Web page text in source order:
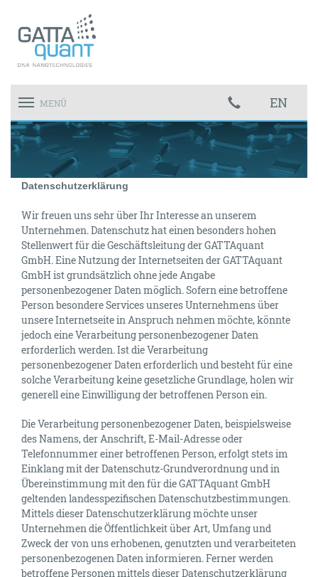
Toggle
navigation
MENÜ EN
Datenschutzerklärung
Wir freuen uns sehr über Ihr Interesse an unserem
Unternehmen. Datenschutz hat einen besonders hohen
Stellenwert für die Geschäftsleitung der GATTAquant
GmbH. Eine Nutzung der Internetseiten der GATTAquant
GmbH ist grundsätzlich ohne jede Angabe
personenbezogener Daten möglich. Sofern eine betroffene
Person besondere Services unseres Unternehmens über
unsere Internetseite in Anspruch nehmen möchte, könnte
jedoch eine Verarbeitung personenbezogener Daten
erforderlich werden. Ist die Verarbeitung
personenbezogener Daten erforderlich und besteht für eine
solche Verarbeitung keine gesetzliche Grundlage, holen wir
generell eine Einwilligung der betroffenen Person ein.
Die Verarbeitung personenbezogener Daten, beispielsweise
des Namens, der Anschrift, E-Mail-Adresse oder
Telefonnummer einer betroffenen Person, erfolgt stets im
Einklang mit der Datenschutz-Grundverordnung und in
Übereinstimmung mit den für die GATTAquant GmbH
geltenden landesspezifischen Datenschutzbestimmungen.
Mittels dieser Datenschutzerklärung möchte unser
Unternehmen die Öffentlichkeit über Art, Umfang und
Zweck der von uns erhobenen, genutzten und verarbeiteten
personenbezogenen Daten informieren. Ferner werden
betroffene Personen mittels dieser Datenschutzerklärung